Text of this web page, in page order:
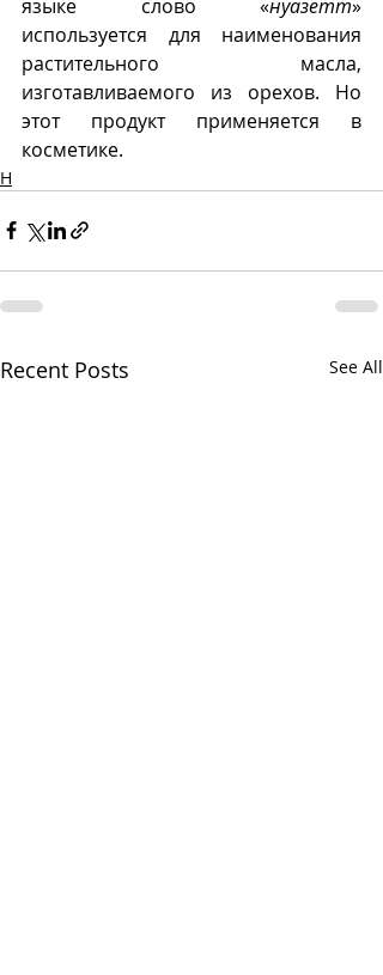
языке слово «нуазетт»
используется для наименования
растительного масла,
изготавливаемого из орехов. Но
этот продукт применяется в
косметике.
Н
Recent Posts See All